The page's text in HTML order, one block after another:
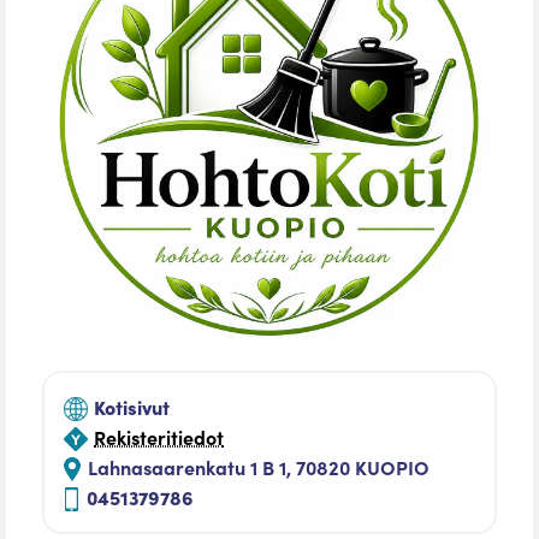
Lahnasaarenkatu 1 B 1, 70820 KUOPIO
0451379786
Kotisivut
Rekisteritiedot